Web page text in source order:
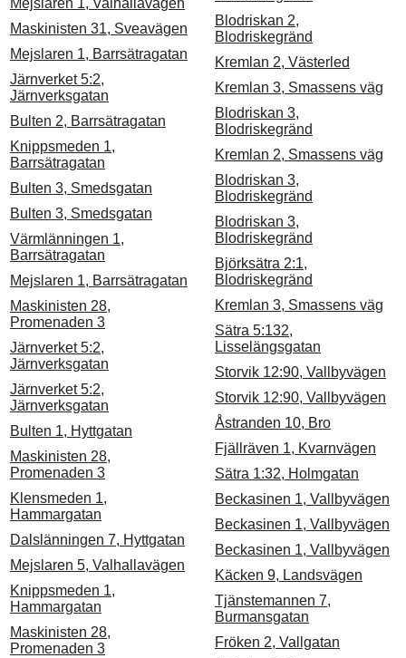
Mejslaren 1, Valhallavägen
Maskinisten 31, Sveavägen
Mejslaren 1, Barrsätragatan
Järnverket 5:2,
Järnverksgatan
Bulten 2, Barrsätragatan
Knippsmeden 1,
Barrsätragatan
Bulten 3, Smedsgatan
Bulten 3, Smedsgatan
Värmlänningen 1,
Barrsätragatan
Mejslaren 1, Barrsätragatan
Maskinisten 28,
Promenaden 3
Järnverket 5:2,
Järnverksgatan
Järnverket 5:2,
Järnverksgatan
Bulten 1, Hyttgatan
Maskinisten 28,
Promenaden 3
Klensmeden 1,
Hammargatan
Dalslänningen 7, Hyttgatan
Mejslaren 5, Valhallavägen
Knippsmeden 1,
Hammargatan
Maskinisten 28,
Promenaden 3
Blodriskan 2,
Blodriskegränd
Kremlan 2, Västerled
Kremlan 3, Smassens väg
Blodriskan 3,
Blodriskegränd
Kremlan 2, Smassens väg
Blodriskan 3,
Blodriskegränd
Blodriskan 3,
Blodriskegränd
Björksätra 2:1,
Blodriskegränd
Kremlan 3, Smassens väg
Sätra 5:132,
Lisselängsgatan
Storvik 12:90, Vallbyvägen
Storvik 12:90, Vallbyvägen
Åstranden 10, Bro
Fjällräven 1, Kvarnvägen
Sätra 1:32, Holmgatan
Beckasinen 1, Vallbyvägen
Beckasinen 1, Vallbyvägen
Beckasinen 1, Vallbyvägen
Käcken 9, Landsvägen
Tjänstemannen 7,
Burmansgatan
Fröken 2, Vallgatan